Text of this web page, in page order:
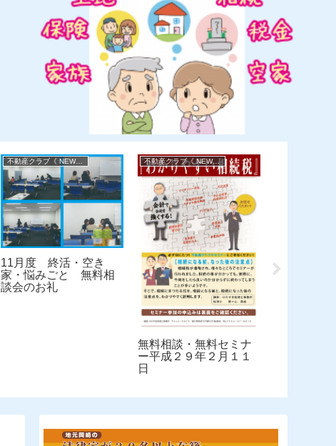
不動産クラブ《 NEWS 》
11月度 終活・空き
家・悩みごと 無料相
談会のお礼
不動産クラブ《 NEWS 》
無料相談・無料セミナ
ー平成２９年２月１１
日